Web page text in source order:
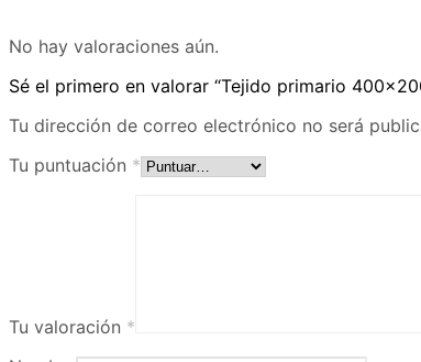
No hay valoraciones aún.
Sé el primero en valorar “Tejido primario
Tu dirección de correo electrónico no será
Tu puntuación *
Tu valoración *